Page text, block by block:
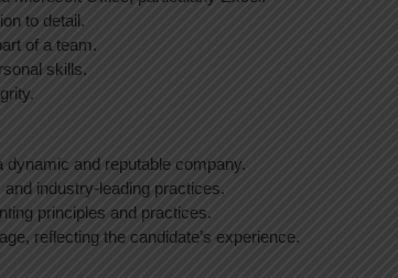
to detail.
of a team.
skills.
and reputable company.
industry-leading practices.
principles and practices.
reflecting the candidate’s experience.